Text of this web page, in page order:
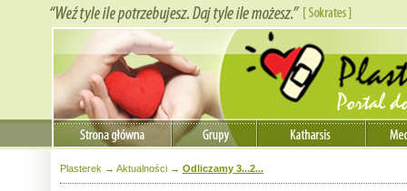
Plasterek → Aktualności → Odliczamy 3...2...